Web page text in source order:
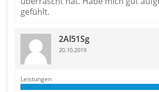
gefühlt.
2Al51Sg
20.10.2019
Leistungen